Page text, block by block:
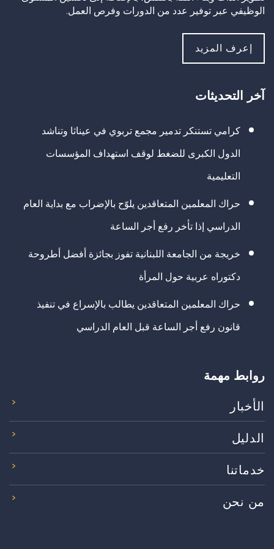
الوظيفي عبر توفير عدد من الدورات وفرص العمل.
إعرف المزيد
آخر التحديثات
كرامي تستنكر تدمير مجمع تربوي في عيناثا وتناشد
الدول الكبرى للضغط لوقف استهداف المؤسسات
التعليمية
حراك المعلمين المتعاقدين يلوّح بالإضراب مع بداية العام
الدراسي إذا تأخر رفع أجر الساعة
خريجة من الجامعة اللبنانية تفوز بجائزة أفضل أطروحة
دكتوراه عربية حول المرأة
حراك المعلمين المتعاقدين يطالب بالإسراع في تنفيذ
قانون رفع أجر الساعة قبل العام الدراسي
روابط مهمة
الأخبار
الدليل
خدماتنا
من نحن